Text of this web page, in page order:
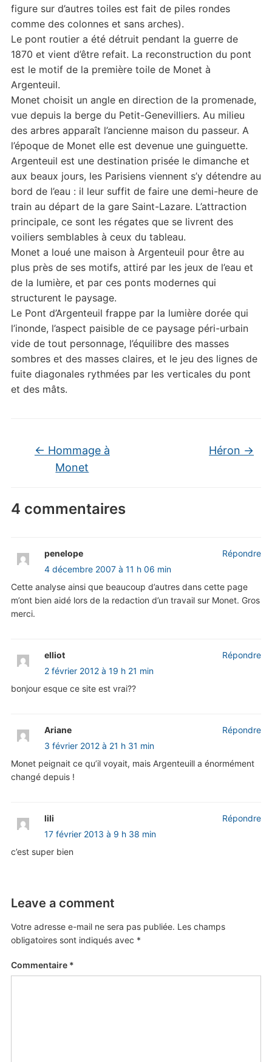
figure sur d’autres toiles est fait de piles rondes
comme des colonnes et sans arches).
Le pont routier a été détruit pendant la guerre de
1870 et vient d’être refait. La reconstruction du pont
est le motif de la première toile de Monet à
Argenteuil.
Monet choisit un angle en direction de la promenade,
vue depuis la berge du Petit-Genevilliers. Au milieu
des arbres apparaît l’ancienne maison du passeur. A
l’époque de Monet elle est devenue une guinguette.
Argenteuil est une destination prisée le dimanche et
aux beaux jours, les Parisiens viennent s’y détendre au
bord de l’eau : il leur suffit de faire une demi-heure de
train au départ de la gare Saint-Lazare. L’attraction
principale, ce sont les régates que se livrent des
voiliers semblables à ceux du tableau.
Monet a loué une maison à Argenteuil pour être au
plus près de ses motifs, attiré par les jeux de l’eau et
de la lumière, et par ces ponts modernes qui
structurent le paysage.
Le Pont d’Argenteuil frappe par la lumière dorée qui
l’inonde, l’aspect paisible de ce paysage péri-urbain
vide de tout personnage, l’équilibre des masses
sombres et des masses claires, et le jeu des lignes de
fuite diagonales rythmées par les verticales du pont
et des mâts.
← Hommage à
Monet
Héron →
4 commentaires
penelope
4 décembre 2007 à 11 h 06 min
Cette analyse ainsi que beaucoup d’autres dans cette page
m’ont bien aidé lors de la redaction d’un travail sur Monet. Gros
merci.
Répondre
elliot
2 février 2012 à 19 h 21 min
bonjour esque ce site est vrai??
Répondre
Ariane
3 février 2012 à 21 h 31 min
Monet peignait ce qu’il voyait, mais Argenteuill a énormément
changé depuis !
Répondre
lili
17 février 2013 à 9 h 38 min
c’est super bien
Répondre
Leave a comment
Votre adresse e-mail ne sera pas publiée. Les champs
obligatoires sont indiqués avec *
Commentaire *